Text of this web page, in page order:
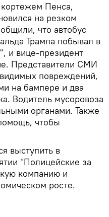
Пенса,
на резком
что автобус
Трампа побывал в
и вице-президент
Представители СМИ
повреждений,
на бампере и два
Водитель мусоровоза
органами. Также
чтобы
выступить в
"Полицейские за
компанию и
росте.